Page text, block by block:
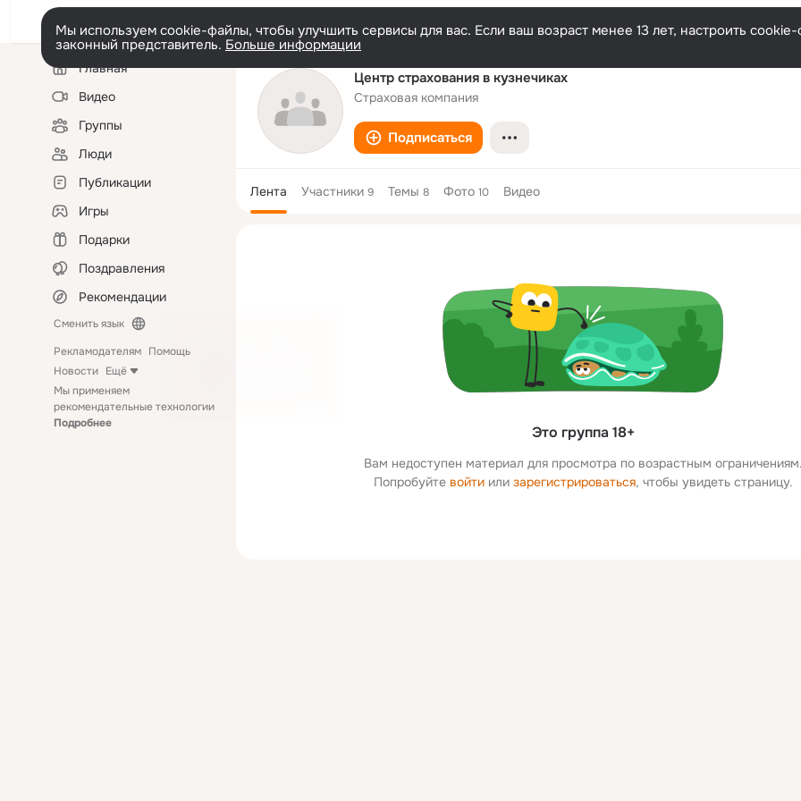
Мы используем cookie-файлы, чтобы улучшить сервисы для вас. Если ваш возраст менее 13 лет, настроить
законный представитель. Больше информации
Левая
колонкаГлавная
Видео
Группы
Люди
Публикации
Игры
Подарки
Поздравления
Рекомендации
Сменить язык
Рекламодателям Помощь
Новости Ещё
Мы применяем
рекомендательные технологии
Подробнее
Центр страхования в кузнечиках
Страховая компания
Подписаться
Лента Участники 9 Темы 8 Фото 10 Видео
Это группа 18+
Вам недоступен материал для просмотра по возрастным ограничениям.
Попробуйте войти или зарегистрироваться, чтобы увидеть страницу.